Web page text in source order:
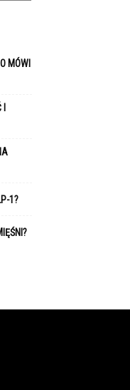
MÓWI
1?